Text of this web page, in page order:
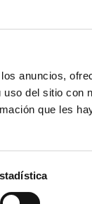
anuncios,
del sitio con
que les
acceso,